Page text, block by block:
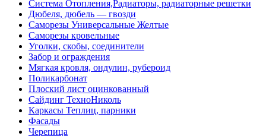
Система Отопления,Радиаторы, радиаторные решетки
Дюбеля, дюбель — гвозди
Саморезы Универсальные Желтые
Саморезы кровельные
Уголки, скобы, соединители
Забор и ограждения
Мягкая кровля, ондулин, рубероид
Поликарбонат
Плоский лист оцинкованный
Сайдинг ТехноНиколь
Каркасы Теплиц, парники
Фасады
Черепица